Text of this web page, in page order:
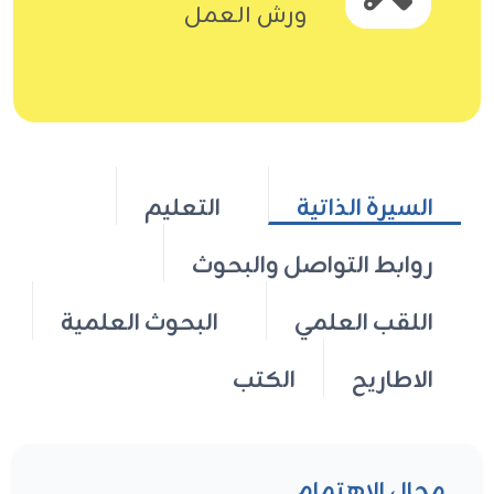
ورش العمل
السيرة الذاتية
التعليم
روابط التواصل والبحوث
اللقب العلمي
البحوث العلمية
الاطاريح
الكتب